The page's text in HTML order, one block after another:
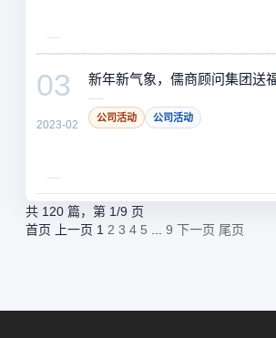
03
2023-02
新年新气象，儒商顾问集团送
公司活动 公司活动
共 120 篇，第 1/9 页
首页
上一页 1 2 3 4 5 9 下一页 尾页